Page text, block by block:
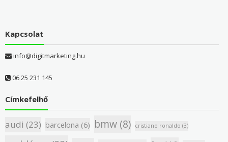
Kapcsolat
info@digitmarketing.hu
06 25 231 145
Címkefelhő
audi (23) barcelona (6) bmw(8) cristiano ronaldo (3)